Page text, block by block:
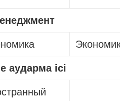
аударма ісі